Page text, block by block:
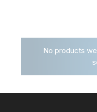
No products